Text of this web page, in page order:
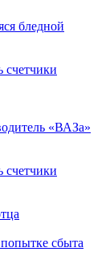
бледной
«ВАЗа»
сбыта